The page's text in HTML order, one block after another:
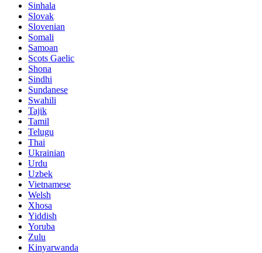
Sinhala
Slovak
Slovenian
Somali
Samoan
Scots Gaelic
Shona
Sindhi
Sundanese
Swahili
Tajik
Tamil
Telugu
Thai
Ukrainian
Urdu
Uzbek
Vietnamese
Welsh
Xhosa
Yiddish
Yoruba
Zulu
Kinyarwanda